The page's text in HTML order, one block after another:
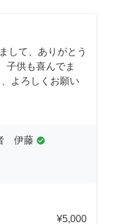
して、ありがとう
子供も喜んでま
よろしくお願い
伊藤 check_circle
¥5,000